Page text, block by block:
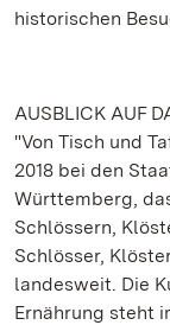
historischen
AUSBLICK AUF
"Von Tisch und
2018 bei den
Württemberg,
Schlössern,
Schlösser,
landesweit. Die
Ernährung steht